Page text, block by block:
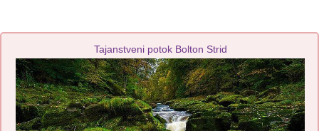
Tajanstveni potok Bolton Strid